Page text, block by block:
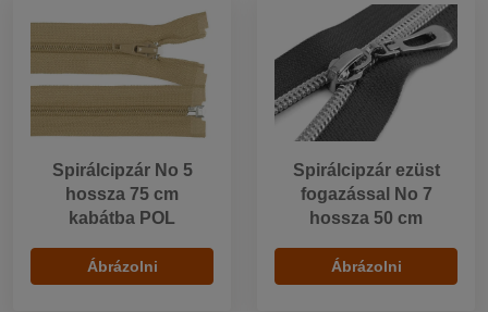
Spirálcipzár No 5
hossza 75 cm
kabátba POL
Ábrázolni
Spirálcipzár ezüst
fogazással No 7
hossza 50 cm
Ábrázolni